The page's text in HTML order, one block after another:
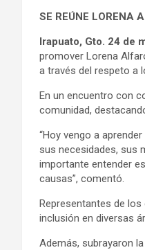
SE REÚNE LORENA
Irapuato, Gto. 24 de
promover Lorena
a través del respeto a
En un encuentro con
comunidad,
“Hoy vengo a
sus necesidades, sus
importante entender
causas”, comentó.
Representantes de
inclusión en diversas
Además, subrayaron